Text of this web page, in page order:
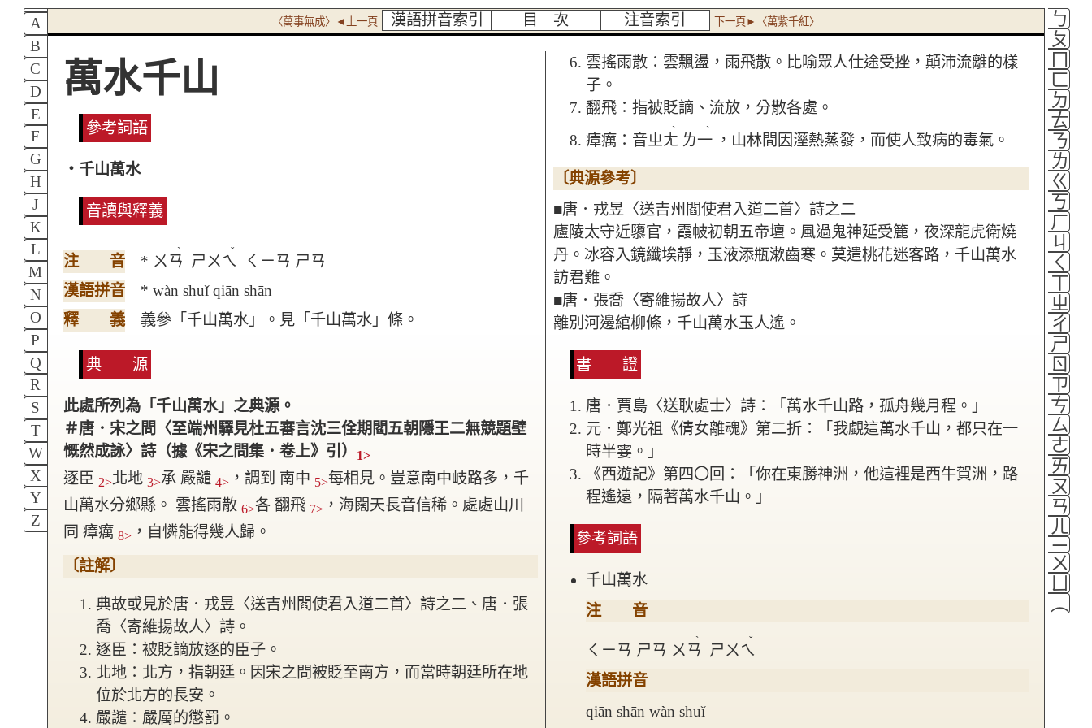
A
B
C
D
E
F
G
H
J
K
L
M
N
O
P
Q
R
S
T
W
X
Y
Z
ㄅ
ㄆ
ㄇ
ㄈ
ㄉ
ㄊ
ㄋ
ㄌ
ㄍ
ㄎ
ㄏ
ㄐ
ㄑ
ㄒ
ㄓ
ㄔ
ㄕ
ㄖ
ㄗ
ㄘ
ㄙ
ㄜ
ㄞ
ㄡ
ㄢ
ㄦ
ㄧ
ㄨ
（
〈萬事無成〉◄上一頁 漢語拼音索引 目 次 注音索引 下一頁►〈萬紫千紅〉
萬水千山
參考詞語
‧千山萬水
音讀與釋義
注 音 * ㄨㄢ
ˋ
ㄕㄨㄟ
ˇ
ㄑㄧㄢ ㄕㄢ
漢語拼音
* wàn shuǐ qiān shān
釋 義
義參「千山萬水」。見「千山萬水」條。
典 源
此處所列為「千山萬水」之典源。
＃唐．宋之問〈至端州驛見杜五審言沈三佺期閻五朝隱王二無競題壁
慨然成詠〉詩（據《宋之問集．卷上》引）
1>
逐臣 2>北地 3>承 嚴譴 4>，調到 南中 5>每相見。豈意南中岐路多，千
山萬水分鄉縣。 雲搖雨散 6>各 翻飛 7>，海闊天長音信稀。處處山川
同 瘴癘 8>，自憐能得幾人歸。
〔註解〕
典故或見於唐．戎昱〈送吉州閻使君入道二首〉詩之二、唐．張
喬〈寄維揚故人〉詩。
逐臣：被貶謫放逐的臣子。
北地：北方，指朝廷。因宋之問被貶至南方，而當時朝廷所在地
位於北方的長安。
嚴譴：嚴厲的懲罰。
雲搖雨散：雲飄盪，雨飛散。比喻眾人仕途受挫，顛沛流離的樣
子。
翻飛：指被貶謫、流放，分散各處。
瘴癘：音ㄓㄤ
ˋ
ㄌ一
ˋ
，山林間因溼熱蒸發，而使人致病的毒氣。
〔典源參考〕
■唐．戎昱〈送吉州閻使君入道二首〉詩之二
廬陵太守近隳官，霞帔初朝五帝壇。風過鬼神延受簏，夜深龍虎衛燒
丹。冰容入鏡纖埃靜，玉液添瓶漱齒寒。莫遣桃花迷客路，千山萬水
訪君難。
■唐．張喬〈寄維揚故人〉詩
離別河邊綰柳條，千山萬水玉人遙。
書 證
唐．賈島〈送耿處士〉詩：「萬水千山路，孤舟幾月程。」
元．鄭光祖《倩女離魂》第二折：「我覷這萬水千山，都只在一
時半霎。」
《西遊記》第四〇回：「你在東勝神洲，他這裡是西牛賀洲，路
程遙遠，隔著萬水千山。」
參考詞語
千山萬水
注 音
ㄑㄧㄢ ㄕㄢ ㄨㄢ
ˋ
ㄕㄨㄟ
ˇ
漢語拼音
qiān shān wàn shuǐ